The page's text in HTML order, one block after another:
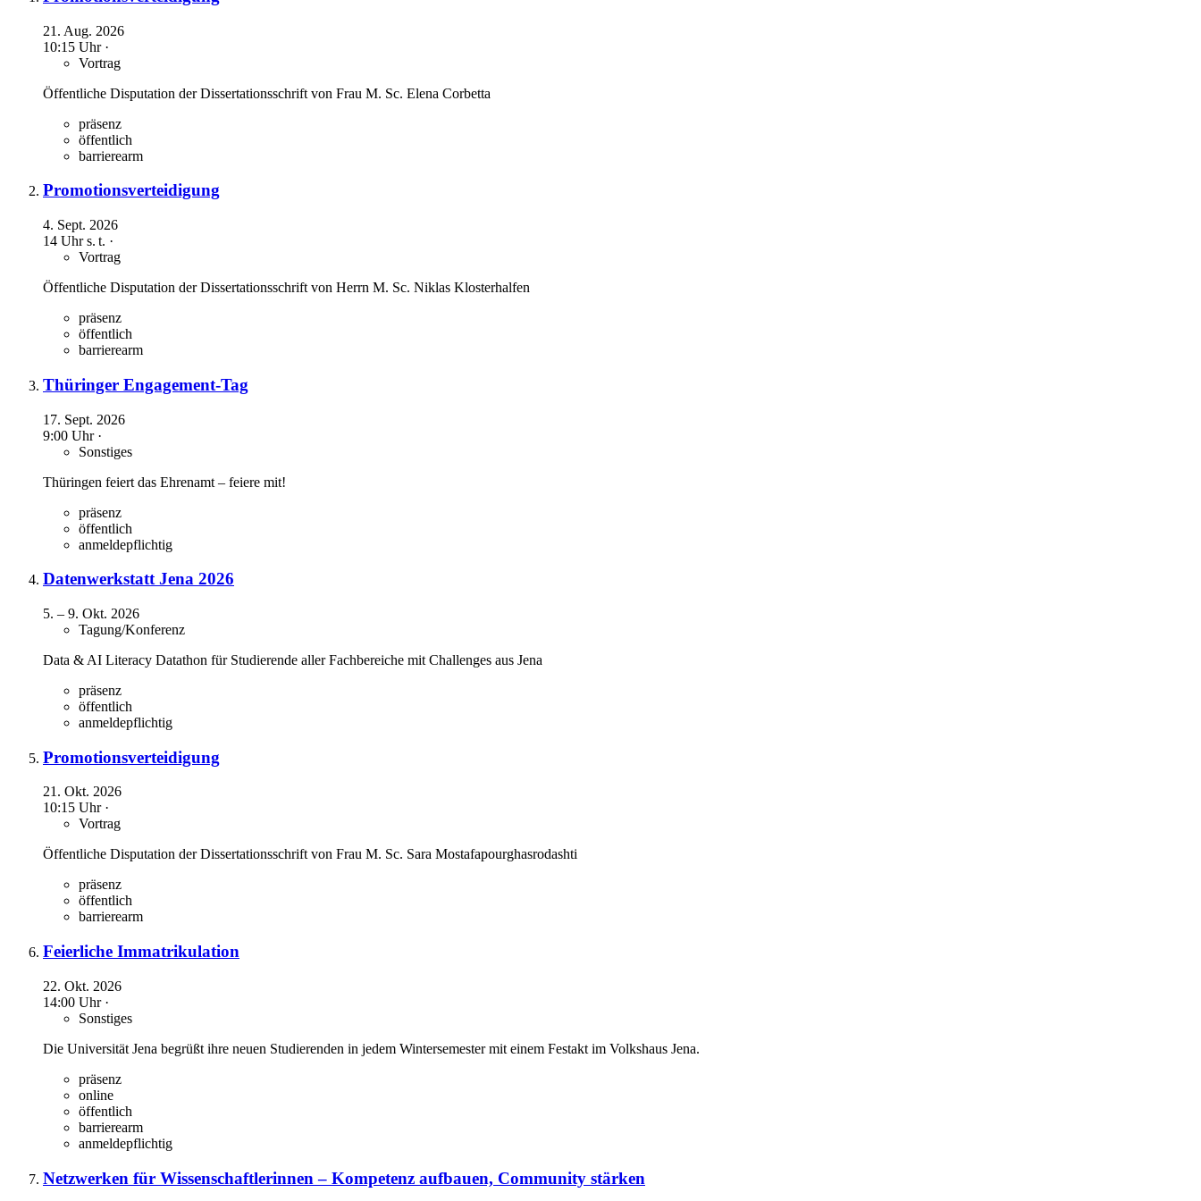
21. Aug. 2026
10:15 Uhr ·
Vortrag
Öffentliche Disputation der Dissertationsschrift von Frau M. Sc. Elena Corbetta
präsenz
öffentlich
barrierearm
Promotionsverteidigung
4. Sept. 2026
14 Uhrs. t. ·
Vortrag
Öffentliche Disputation der Dissertationsschrift von Herrn M. Sc. Niklas Klosterhalfen
präsenz
öffentlich
barrierearm
Thüringer Engagement-Tag
17. Sept. 2026
9:00 Uhr ·
Sonstiges
Thüringen feiert das Ehrenamt – feiere mit!
präsenz
öffentlich
anmeldepflichtig
Datenwerkstatt Jena 2026
5. – 9. Okt. 2026
Tagung/Konferenz
Data & AI Literacy Datathon für Studierende aller Fachbereiche mit Challenges aus Jena
präsenz
öffentlich
anmeldepflichtig
Promotionsverteidigung
21. Okt. 2026
10:15 Uhr ·
Vortrag
Öffentliche Disputation der Dissertationsschrift von Frau M. Sc. Sara Mostafapourghasrodashti
präsenz
öffentlich
barrierearm
Feierliche Immatrikulation
22. Okt. 2026
14:00 Uhr ·
Sonstiges
Die Universität Jena begrüßt ihre neuen Studierenden in jedem Wintersemester mit einem Festakt​ im Volkshaus Jena.
präsenz
online
öffentlich
barrierearm
anmeldepflichtig
Netzwerken für Wissenschaftlerinnen – Kompetenz aufbauen, Community stärken